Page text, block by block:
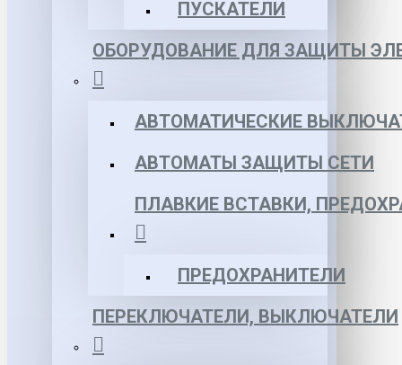
ПУСКАТЕЛИ
ОБОРУДОВАНИЕ ДЛЯ ЗАЩИТЫ
АВТОМАТИЧЕСКИЕ
АВТОМАТЫ ЗАЩИТЫ СЕТИ
ПЛАВКИЕ ВСТАВКИ,
ПРЕДОХРАНИТЕЛИ
ПЕРЕКЛЮЧАТЕЛИ, ВЫКЛЮЧАТЕЛИ